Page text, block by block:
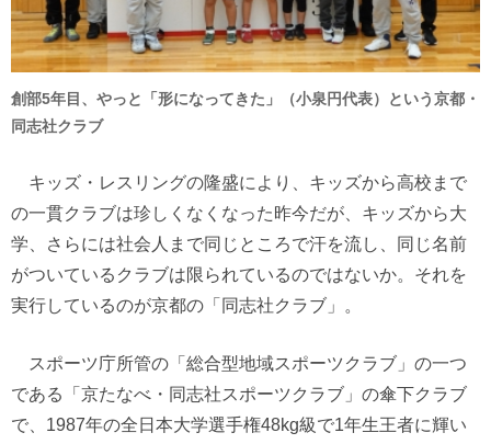
創部5年目、やっと「形になってきた」（小泉円代表）という京都・
同志社クラブ
キッズ・レスリングの隆盛により、キッズから高校まで
の一貫クラブは珍しくなくなった昨今だが、キッズから大
学、さらには社会人まで同じところで汗を流し、同じ名前
がついているクラブは限られているのではないか。それを
実行しているのが京都の「同志社クラブ」。
スポーツ庁所管の「総合型地域スポーツクラブ」の一つ
である「京たなべ・同志社スポーツクラブ」の傘下クラブ
で、1987年の全日本大学選手権48kg級で1年生王者に輝い